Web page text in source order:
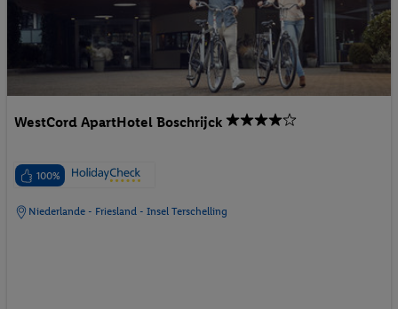
WestCord ApartHotel Boschrijck
100%
Niederlande - Friesland - Insel Terschelling